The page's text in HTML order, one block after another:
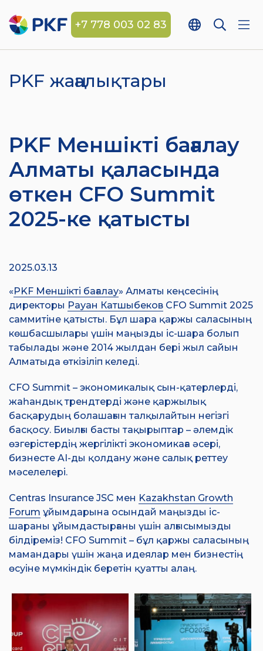
+7 778 003 02 83
PKF жаңалықтары
PKF Меншікті бағалау
Алматы қаласында
өткен CFO Summit
2025-ке қатысты
2025.03.13
«PKF Меншікті бағалау» Алматы кеңсесінің
директоры Рауан Катшыбеков CFO Summit 2025
саммитіне қатысты. Бұл шара қаржы саласының
көшбасшылары үшін маңызды іс-шара болып
табылады және 2014 жылдан бері жыл сайын
Алматыда өткізіліп келеді.
CFO Summit – экономикалық сын-қатерлерді,
жаһандық трендтерді және қаржылық
басқарудың болашағын талқылайтын негізгі
басқосу. Биылғы басты тақырыптар – әлемдік
өзгерістердің жергілікті экономикаға әсері,
бизнесте AI-ды қолдану және салық реттеу
мәселелері.
Centras Insurance JSC мен Kazakhstan Growth
Forum ұйымдарына осындай маңызды іс-
шараны ұйымдастырғаны үшін алғысымызды
білдіреміз! CFO Summit – бұл қаржы саласының
мамандары үшін жаңа идеялар мен бизнестің
өсуіне мүмкіндік беретін қуатты алаң.